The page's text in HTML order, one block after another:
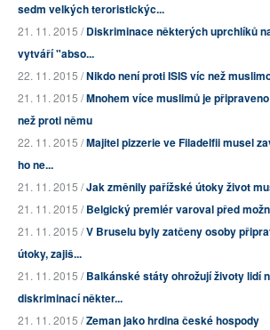
sedm velkých teroristickýc...
21. 11. 2015 /Diskriminace některých uprchlíků
vytváří "abso...
22. 11. 2015 /Nikdo není proti ISIS víc než
21. 11. 2015 /Mnohem více muslimů je
než proti němu
22. 11. 2015 /Majitel pizzerie ve Filadelfii musel
ho ne...
21. 11. 2015 /Jak změnily pařížské útoky život
21. 11. 2015 /Belgický premiér varoval před
21. 11. 2015 /V Bruselu byly zatčeny osoby
útoky, zajiš...
21. 11. 2015 /Balkánské státy ohrožují životy lidí
diskriminací někter...
21. 11. 2015 /Zeman jako hrdina české hospody